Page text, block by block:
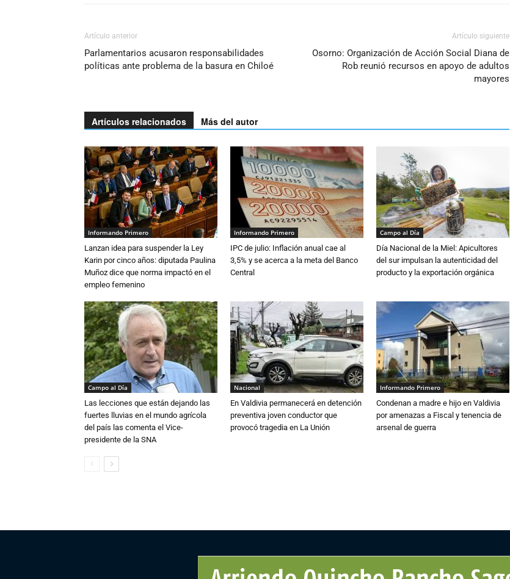
Artículo anterior
Parlamentarios acusaron responsabilidades
políticas ante problema de la basura en Chiloé
Artículo siguiente
Osorno: Organización de Acción Social Diana de
Rob reunió recursos en apoyo de adultos
mayores
Artículos relacionados Más del autor
Informando Primero
Lanzan idea para suspender la Ley
Karin por cinco años: diputada Paulina
Muñoz dice que norma impactó en el
empleo femenino
Informando Primero
IPC de julio: Inflación anual cae al
3,5% y se acerca a la meta del Banco
Central
Campo al Día
Día Nacional de la Miel: Apicultores
del sur impulsan la autenticidad del
producto y la exportación orgánica
Campo al Día
Las lecciones que están dejando las
fuertes lluvias en el mundo agrícola
del país las comenta el Vice-
presidente de la SNA
Nacional
En Valdivia permanecerá en detención
preventiva joven conductor que
provocó tragedia en La Unión
Informando Primero
Condenan a madre e hijo en Valdivia
por amenazas a Fiscal y tenencia de
arsenal de guerra